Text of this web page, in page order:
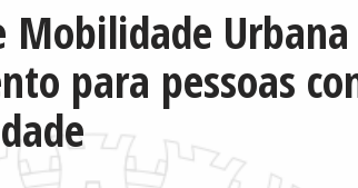
Mobilidade
para pessoas